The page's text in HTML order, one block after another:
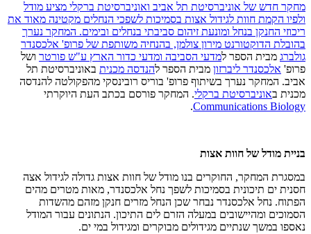
מחקר חדש של אוניברסיטת תל אביב ואוניברסיטת ברקלי מציע מודל
ולפיו הקמת חוות לגידול אצות בסמיכות לשפכי הנחלים מקטינה מאוד את
ריכוזי החנקן בנחל ומונעת זיהום סביבתי בנחלים ובימים. המחקר נערך
בהובלת הדוקטורנט מירון צולמן, בהנחיה משותפת של פרופ' אלכסנדר
גולברג מבית הספר למדעי הסביבה ומדעי כדור הארץ ע"ש פורטר ושל
פרופ' אלכסנדר ליברזון מבית הספר להנדסה מכנית באוניברסיטת תל
אביב. המחקר נערך בשיתוף פרופ' בוריס רובינסקי מהפקולטה להנדסה
מכנית באוניברסיטת ברקלי. המחקר פורסם בכתב העת היוקרתי
Communications Biology
.
בניית מודל של חוות אצות
במסגרת המחקר, החוקרים בנו מודל של חוות אצות גדולה לגידול אצה
חסנית ים תיכונית בסמיכות לשפך נחל אלכסנדר, מאות מטרים מהים
הפתוח. נחל אלכסנדר נבחר שכן הנחל מזרים חנקן מזהם מהשדות
הסמוכים ומהיישובים במעלה הזרם לים התיכון. הנתונים עבור המודל
נאספו במשך שנתיים מגידולים מבוקרים ומגידול במי ים.